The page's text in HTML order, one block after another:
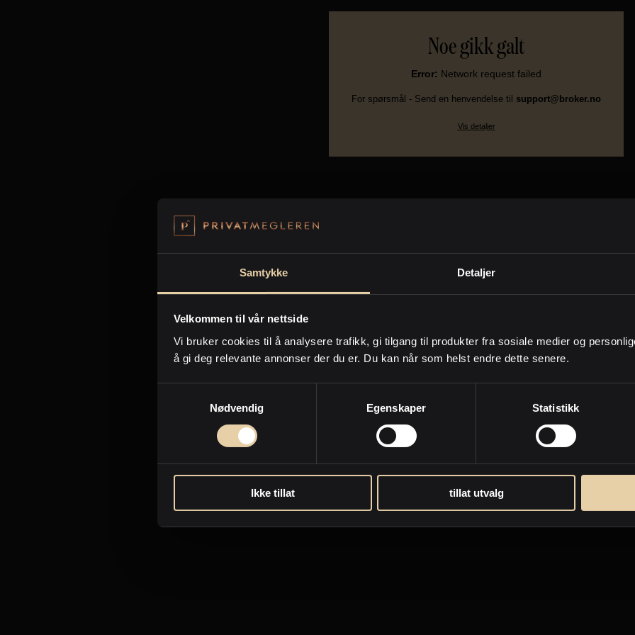
Samtykke Detaljer
Velkommen til vår nettside
Vi bruker cookies til å analysere trafikk, gi tilgang til produkter fra sosiale medier og
å gi deg relevante annonser der du er. Du kan når som helst endre dette senere.
Nødvendig
Egenskaper Statistikk
Ikke tillat tillat utvalg
Noe gikk galt
Error: Network request failed
For spørsmål - Send en henvendelse til support@broker.no
Vis detaljer